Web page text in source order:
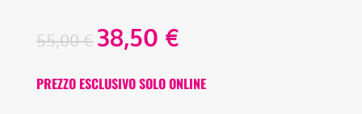
55,00€ 38,50 €
PREZZO ESCLUSIVO SOLO ONLINE